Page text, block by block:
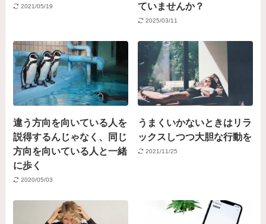
2021/05/19
ていませんか？
2025/03/11
違う方向を向いている人を
説得するんじゃなく、同じ
方向を向いている人と一緒
に歩く
2020/05/03
うまくいかないときはリラ
ックスしつつ大胆な行動を
2021/11/25